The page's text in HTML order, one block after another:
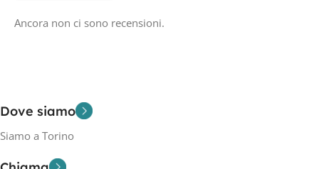
Ancora non ci sono recensioni.
Dove siamo
Siamo a Torino